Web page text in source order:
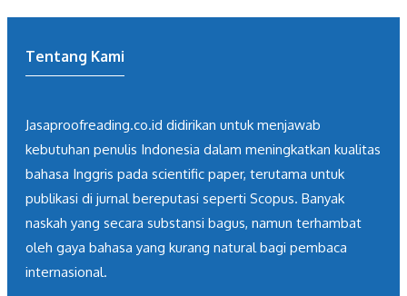
Tentang Kami
Jasaproofreading.co.id didirikan untuk menjawab
kebutuhan penulis Indonesia dalam meningkatkan kualitas
bahasa Inggris pada scientific paper, terutama untuk
publikasi di jurnal bereputasi seperti Scopus. Banyak
naskah yang secara substansi bagus, namun terhambat
oleh gaya bahasa yang kurang natural bagi pembaca
internasional.